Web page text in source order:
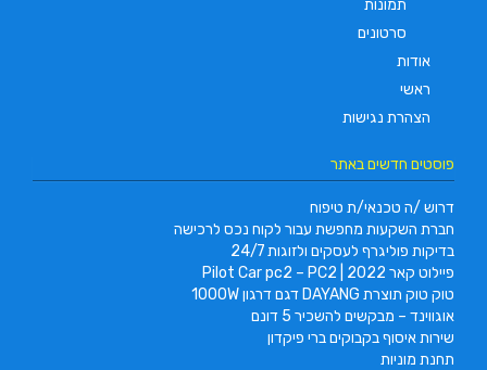
תמונות
סרטונים
אודות
ראשי
הצהרת נגישות
פוסטים חדשים באתר
דרוש /ה טכנאי/ת טיפוח
חברת השקעות מחפשת עבור לקוח נכס לרכישה
בדיקות פוליגרף לעסקים ולזוגות 24/7
פיילוט קאר 2022 | Pilot Car pc2 – PC2
טוק טוק תוצרת DAYANG דגם דרגון 1000W
אוגווינד – מבקשים להשכיר 5 דונם
שירות איסוף בקבוקים ברי פיקדון
תחנת מוניות